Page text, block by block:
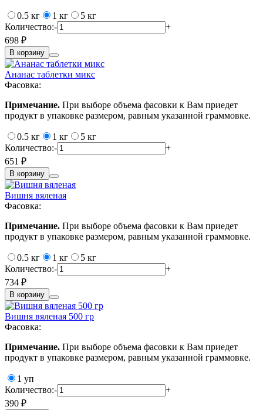
0.5 кг 1 кг
5 кг
Количество:-
+
698 ₽
В корзину
Ананас таблетки микс
Фасовка:
Примечание. При выборе объема фасовки к Вам приедет
продукт в упаковке размером, равным указанной граммовке.
0.5 кг 1 кг
5 кг
Количество:-
+
651 ₽
В корзину
Вишня вяленая
Фасовка:
Примечание. При выборе объема фасовки к Вам приедет
продукт в упаковке размером, равным указанной граммовке.
0.5 кг 1 кг
5 кг
Количество:-
+
734 ₽
В корзину
Вишня вяленая 500 гр
Фасовка:
Примечание. При выборе объема фасовки к Вам приедет
продукт в упаковке размером, равным указанной граммовке.
1 уп
Количество:-
+
390 ₽